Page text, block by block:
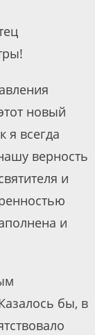
новый
я всегда
верность
и
и
бы, в